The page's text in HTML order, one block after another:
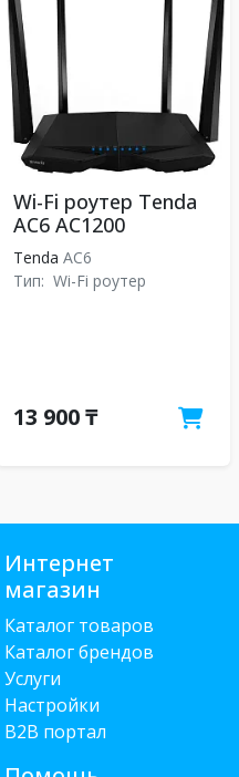
Wi-Fi роутер Tenda
AC6 AC1200
Tenda АС6
Тип: Wi-Fi роутер
13 900 ₸
Интернет
магазин
Каталог товаров
Каталог брендов
Услуги
Настройки
B2B портал